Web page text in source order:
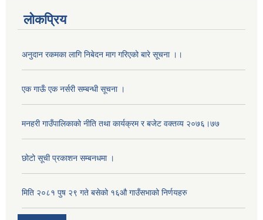
लोकप्रिय
अनुदान रकमका लागि निबेदन माग गरिएको बारे सूचना ।।
एक गाऊँ एक नर्सरी सम्बन्धी सूचना ।
मनहरी गाउँपालिकाको नीति तथा कार्यक्रम र बजेट वक्तव्य २०७६।७७
छोटो सूची प्रकाशन सम्बनधमा ।
मिति २०८१ पुष २९ गते बसेको १६‍‍औ गाउँसभाको निर्णयहरु